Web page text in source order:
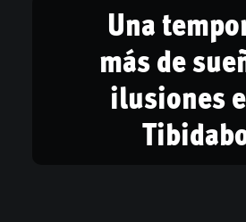
Una
más de
ilusiones